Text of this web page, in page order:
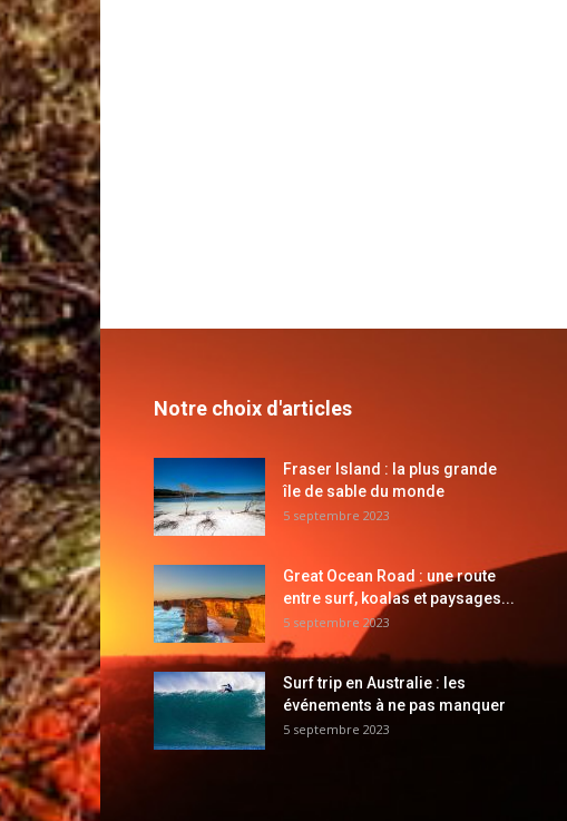
Notre choix d'articles
Fraser Island : la plus grande
île de sable du monde
5 septembre 2023
Great Ocean Road : une route
entre surf, koalas et paysages...
5 septembre 2023
Surf trip en Australie : les
événements à ne pas manquer
5 septembre 2023